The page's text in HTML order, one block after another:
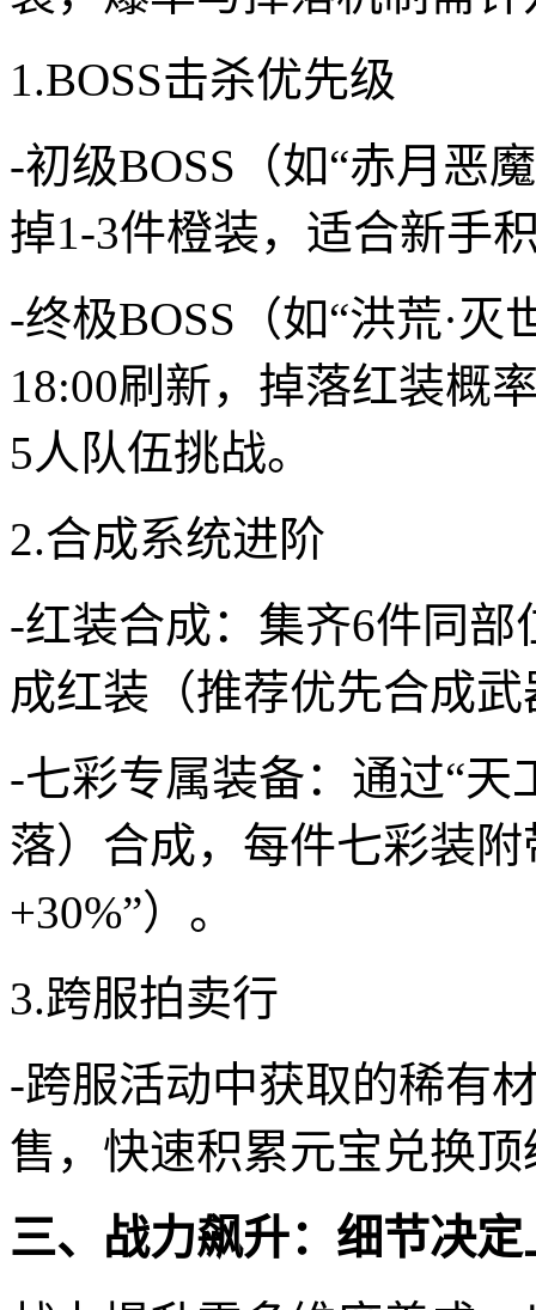
1.BOSS击杀优先级
-初级BOSS（如“赤月恶
掉1-3件橙装，适合新手
-终极BOSS（如“洪荒·灭
18:00刷新，掉落红装概
5人队伍挑战。
2.合成系统进阶
-红装合成：集齐6件同部
成红装（推荐优先合成
-七彩专属装备：通过“天
落）合成，每件七彩装
+30%”）。
3.跨服拍卖行
-跨服活动中获取的稀有
售，快速积累元宝兑换
三、战力飙升：细节决定